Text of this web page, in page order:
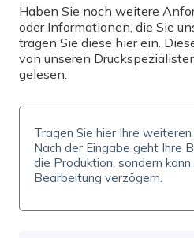
Ihre Fragen.
Haben Sie noch weitere
oder Informationen, die Sie
tragen Sie diese hier ein.
von unseren
gelesen.